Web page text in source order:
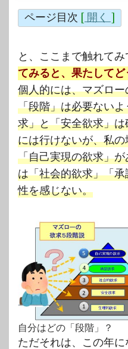
ページ目次 [ 開く ]
と、ここまで触れてみ
てみると、果たしてど
個人的には、マズロ
「段階」は必要ない
求」と「安全欲求」
には行けないが、私
「自己実現の欲求」
は「社会的欲求」「
性を感じない。
自分はどの「段階」？
ただそれは、この年